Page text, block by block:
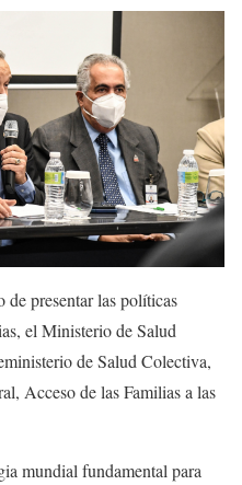
presentar las políticas
el Ministerio de Salud
de Salud Colectiva,
Acceso de las Familias a las
mundial fundamental para